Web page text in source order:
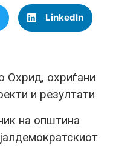
LinkedIn
Охрид, охриѓани
и резултати
на општина